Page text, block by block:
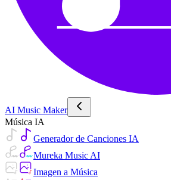
AI Music Maker
Música IA
Generador de Canciones IA
Mureka Music AI
Imagen a Música